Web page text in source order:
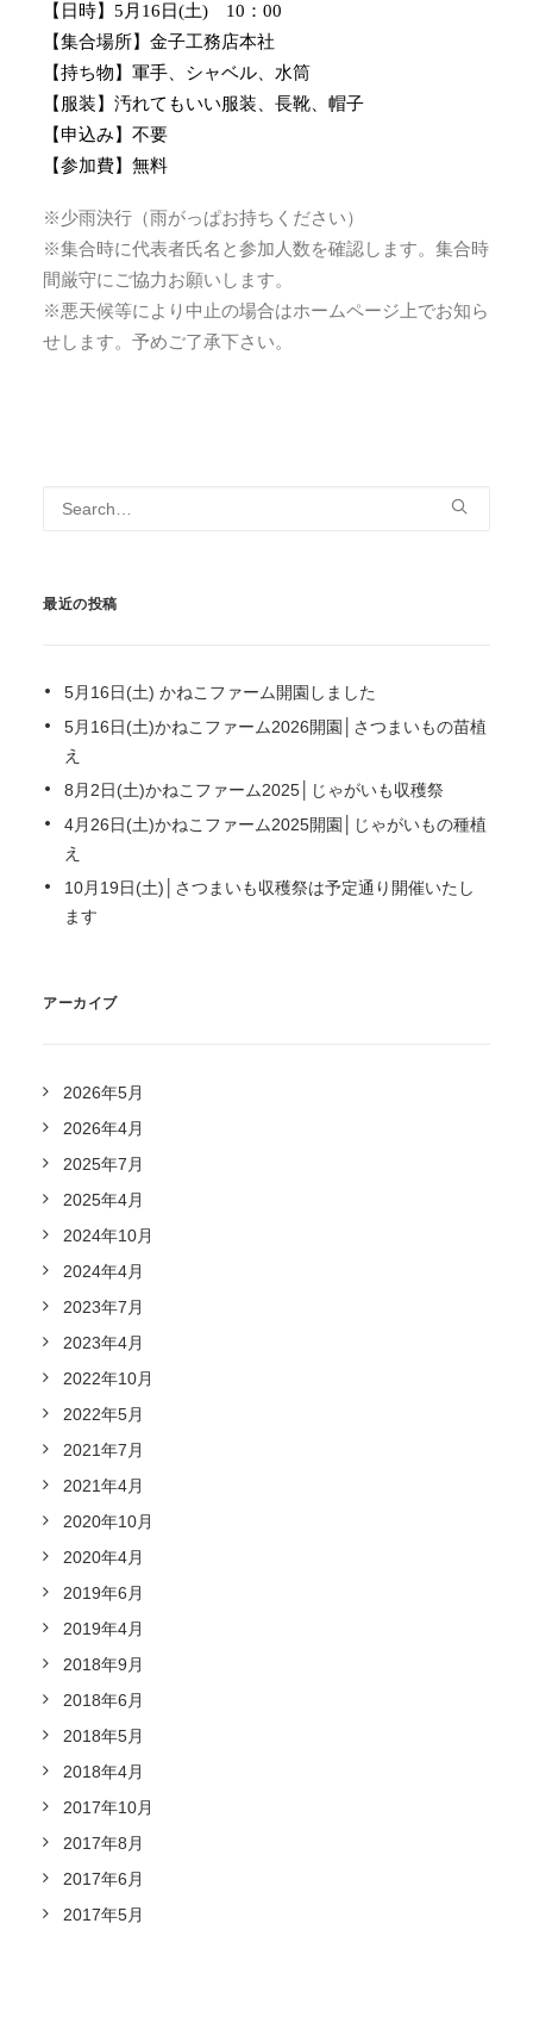
【日時】5月16日(土) 10：00
【集合場所】金子工務店本社
【持ち物】軍手、シャベル、水筒
【服装】汚れてもいい服装、長靴、帽子
【申込み】不要
【参加費】無料
※少雨決行（雨がっぱお持ちください）
※集合時に代表者氏名と参加人数を確認します。集合時
間厳守にご協力お願いします。
※悪天候等により中止の場合はホームページ上でお知ら
せします。予めご了承下さい。
最近の投稿
5月16日(土) かねこファーム開園しました
5月16日(土)かねこファーム2026開園│さつまいもの苗植
え
8月2日(土)かねこファーム2025│じゃがいも収穫祭
4月26日(土)かねこファーム2025開園│じゃがいもの種植
え
10月19日(土)│さつまいも収穫祭は予定通り開催いたし
ます
アーカイブ
2026年5月
2026年4月
2025年7月
2025年4月
2024年10月
2024年4月
2023年7月
2023年4月
2022年10月
2022年5月
2021年7月
2021年4月
2020年10月
2020年4月
2019年6月
2019年4月
2018年9月
2018年6月
2018年5月
2018年4月
2017年10月
2017年8月
2017年6月
2017年5月